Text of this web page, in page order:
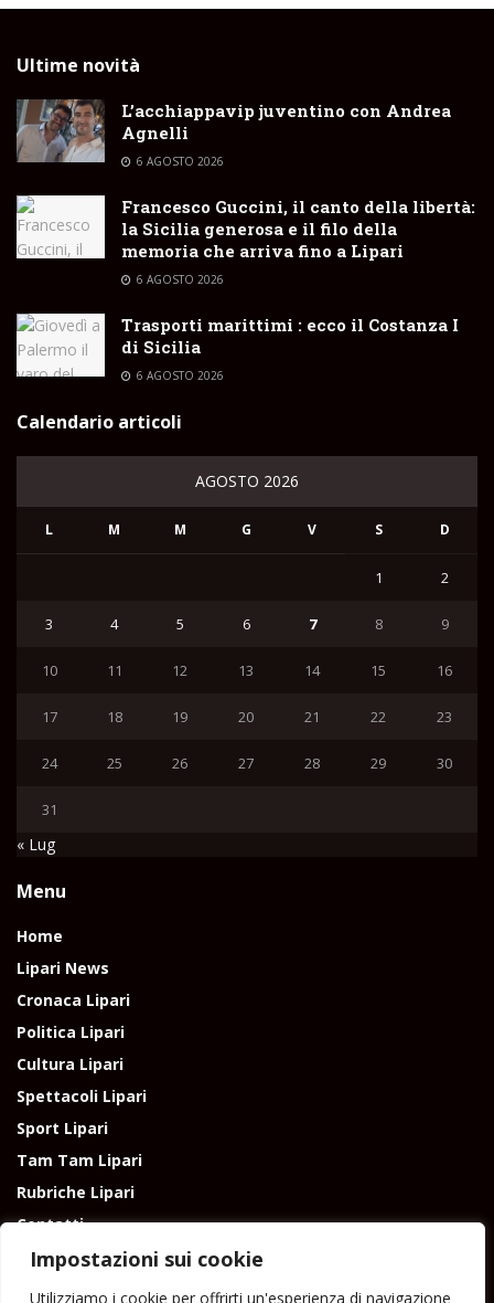
Impostazioni sui cookie
Utilizziamo i cookie per offrirti un'esperienza di navigazione
Ultime novità
L’acchiappavip juventino con Andrea
Agnelli
6 AGOSTO 2026
Francesco Guccini, il canto della libertà:
la Sicilia generosa e il filo della
memoria che arriva fino a Lipari
6 AGOSTO 2026
Trasporti marittimi : ecco il Costanza I
di Sicilia
6 AGOSTO 2026
Calendario articoli
AGOSTO 2026
L M M G V S D
1 2
3 4 5 6 7 8 9
10 11 12 13 14 15 16
17 18 19 20 21 22 23
24 25 26 27 28 29 30
31
« Lug
Menu
Home
Lipari News
Cronaca Lipari
Politica Lipari
Cultura Lipari
Spettacoli Lipari
Sport Lipari
Tam Tam Lipari
Rubriche Lipari
Contatti